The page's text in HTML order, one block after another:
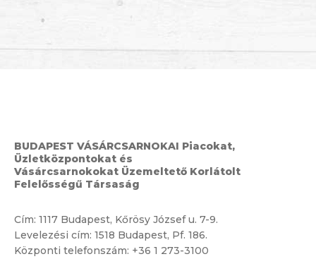
BUDAPEST VÁSÁRCSARNOKAI Piacokat,
Üzletközpontokat és
Vásárcsarnokokat Üzemeltető Korlátolt
Felelősségű Társaság
Cím: 1117 Budapest, Kőrösy József u. 7-9.
Levelezési cím: 1518 Budapest, Pf. 186.
Központi telefonszám: +36 1 273-3100